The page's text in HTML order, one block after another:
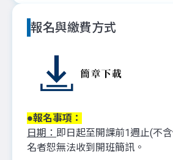
報名與繳費方式
●報名事項：
日期： 即日起至開課前1週止(不
名者恕無法收到開班簡訊。